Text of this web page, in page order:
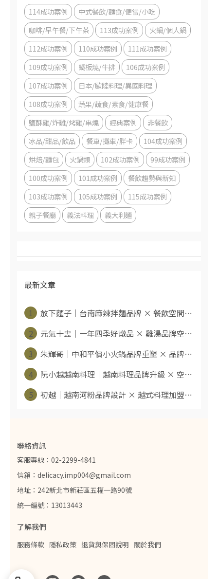
114成功案例
中式餐飲/麵食/便當/小吃
咖啡/早午餐/下午茶
113成功案例
火鍋/個人鍋
112成功案例
110成功案例
111成功案例
109成功案例
鐵板燒/牛排
106成功案例
107成功案例
日本/歐陸料理/異國料理
108成功案例
蔬果/蔬食/素食/健康餐
鹽酥雞/炸雞/烤雞/串燒
經典案例
非餐飲
冰品/甜品/飲品
餐車/攤車/胖卡
104成功案例
烘焙/麵包
火鍋類 102成功案例
99成功案例
100成功案例
101成功案例
餐飲趨勢與新知
103成功案例
105成功案例
115成功案例
親子餐廳
義法料理 義大利麵
最新文章
1
放下麵子｜台南麻辣拌麵品牌 × 餐飲空間⋯
2
元氣十盅｜一年四季好燉品 × 雞湯品牌空⋯
3
朱輝哥｜中和平價小火鍋品牌重塑 × 品牌⋯
4
阮小越越南料理｜越南料理品牌升級 × 空⋯
5
初越｜越南河粉品牌設計 × 越式料理加盟⋯
聯絡資訊
客服專線：02-2299-4841
信箱：delicacy.imp004@gmail.com
地址：242新北市新莊區五權一路90號
統一編號：13013443
了解我們
服務條款 隱私政策 退貨與保固說明 關於我們